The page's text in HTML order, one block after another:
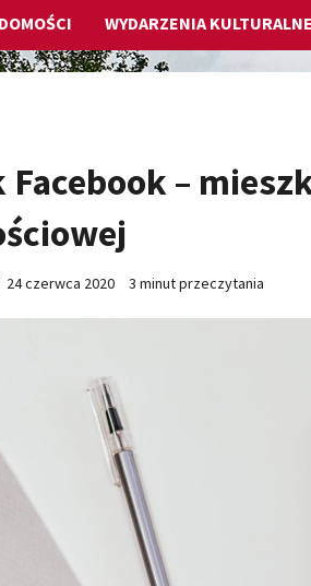
WYDARZENIA KULTURALNE
–
24 czerwca 2020 3 minut przeczytania